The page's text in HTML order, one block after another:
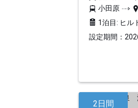
小田原
1泊目: ヒル
設定期間：
2日間